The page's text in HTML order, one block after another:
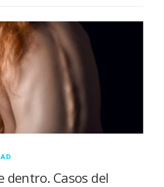
dentro. Casos del